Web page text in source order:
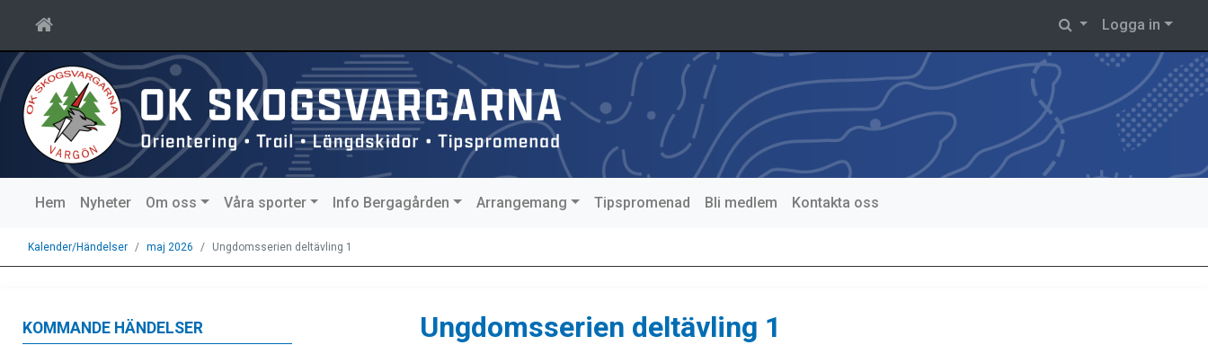
Logga in
Hem Nyheter Om oss Våra sporter Info Bergagården Arrangemang Tipspromenad Bli medlem Kontakta oss
Kalender/Händelser maj 2026 Ungdomsserien deltävling 1
KOMMANDE HÄNDELSER Ungdomsserien deltävling 1